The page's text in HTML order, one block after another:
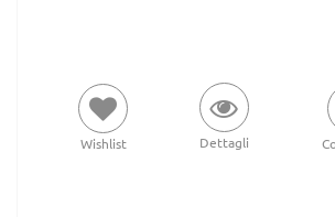
Wishlist Dettagli